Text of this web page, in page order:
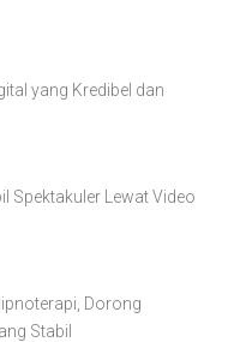
yang Kredibel dan
Spektakuler Lewat Video
Dorong
Stabil